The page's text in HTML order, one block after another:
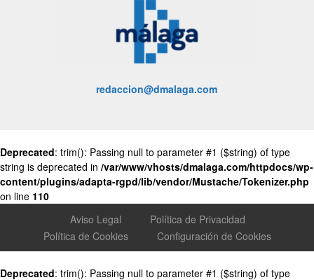
redaccion@dmalaga.com
Deprecated: trim(): Passing null to parameter #1 ($string) of type
string is deprecated in /var/www/vhosts/dmalaga.com/httpdocs/wp-
content/plugins/adapta-rgpd/lib/vendor/Mustache/Tokenizer.php
on line 110
Aviso Legal
Política de Privacidad
Política de Cookies
Configuración de Cookies
Deprecated: trim(): Passing null to parameter #1 ($string) of type